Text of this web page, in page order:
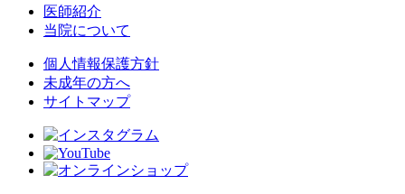
医師紹介
当院について
個人情報保護方針
未成年の方へ
サイトマップ